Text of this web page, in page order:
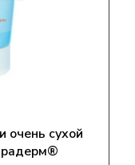
очень сухой